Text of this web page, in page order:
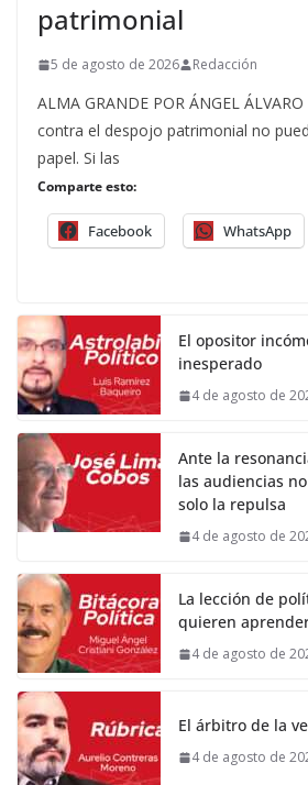
patrimonial
5 de agosto de 2026 Redacción
ALMA GRANDE POR ÁNGEL
contra el despojo patrimonial no
papel. Si las
Comparte esto:
Facebook WhatsApp
El opositor
inesperado
4 de agosto de
Ante la
las audiencias
solo la repulsa
4 de agosto de
La lección de
quieren
4 de agosto de
El árbitro de la
4 de agosto de